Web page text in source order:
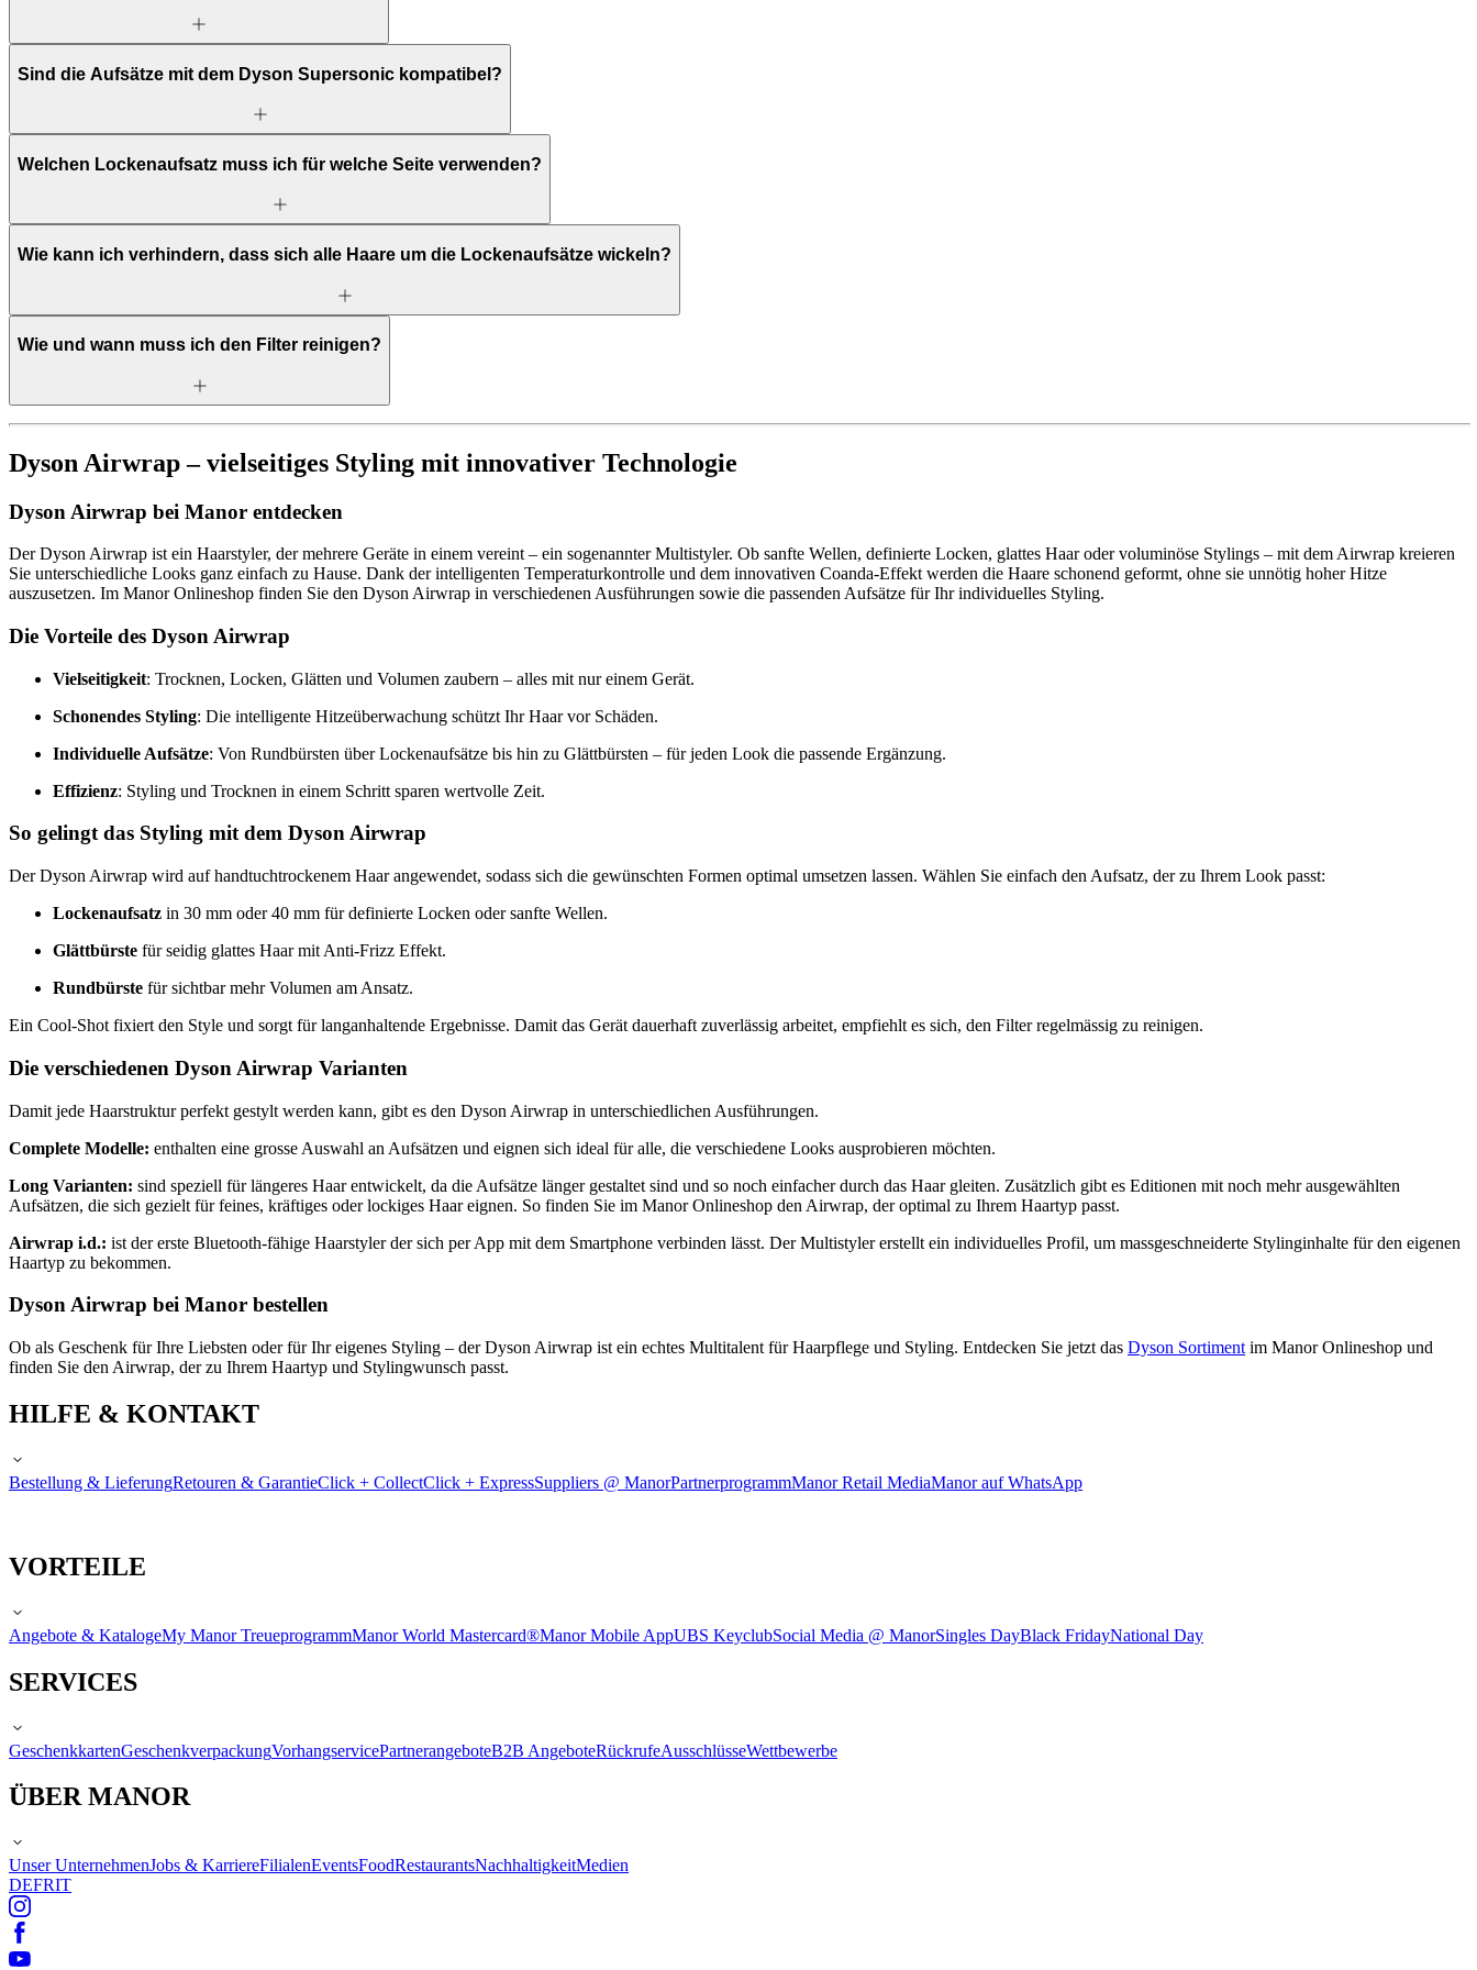
Sind die Aufsätze mit dem Dyson Supersonic kompatibel?
Welchen Lockenaufsatz muss ich für welche Seite verwenden?
Wie kann ich verhindern, dass sich alle Haare um die Lockenaufsätze wickeln?
Wie und wann muss ich den Filter reinigen?
Dyson Airwrap – vielseitiges Styling mit innovativer Technologie
Dyson Airwrap bei Manor entdecken
Der Dyson Airwrap ist ein Haarstyler, der mehrere Geräte in einem vereint – ein sogenannter Multistyler. Ob sanfte Wellen, definierte Locken, glattes Haar oder voluminöse Stylings – mit dem Airwrap kreieren
Sie unterschiedliche Looks ganz einfach zu Hause. Dank der intelligenten Temperaturkontrolle und dem innovativen Coanda-Effekt werden die Haare schonend geformt, ohne sie unnötig hoher Hitze
auszusetzen. Im Manor Onlineshop finden Sie den Dyson Airwrap in verschiedenen Ausführungen sowie die passenden Aufsätze für Ihr individuelles Styling.
Die Vorteile des Dyson Airwrap
Vielseitigkeit: Trocknen, Locken, Glätten und Volumen zaubern – alles mit nur einem Gerät.
Schonendes Styling: Die intelligente Hitzeüberwachung schützt Ihr Haar vor Schäden.
Individuelle Aufsätze: Von Rundbürsten über Lockenaufsätze bis hin zu Glättbürsten – für jeden Look die passende Ergänzung.
Effizienz: Styling und Trocknen in einem Schritt sparen wertvolle Zeit.
So gelingt das Styling mit dem Dyson Airwrap
Der Dyson Airwrap wird auf handtuchtrockenem Haar angewendet, sodass sich die gewünschten Formen optimal umsetzen lassen. Wählen Sie einfach den Aufsatz, der zu Ihrem Look passt:
Lockenaufsatz in 30 mm oder 40 mm für definierte Locken oder sanfte Wellen.
Glättbürste für seidig glattes Haar mit Anti-Frizz Effekt.
Rundbürste für sichtbar mehr Volumen am Ansatz.
Ein Cool-Shot fixiert den Style und sorgt für langanhaltende Ergebnisse. Damit das Gerät dauerhaft zuverlässig arbeitet, empfiehlt es sich, den Filter regelmässig zu reinigen.
Die verschiedenen Dyson Airwrap Varianten
Damit jede Haarstruktur perfekt gestylt werden kann, gibt es den Dyson Airwrap in unterschiedlichen Ausführungen.
Complete Modelle: enthalten eine grosse Auswahl an Aufsätzen und eignen sich ideal für alle, die verschiedene Looks ausprobieren möchten.
Long Varianten: sind speziell für längeres Haar entwickelt, da die Aufsätze länger gestaltet sind und so noch einfacher durch das Haar gleiten. Zusätzlich gibt es Editionen mit noch mehr ausgewählten
Aufsätzen, die sich gezielt für feines, kräftiges oder lockiges Haar eignen. So finden Sie im Manor Onlineshop den Airwrap, der optimal zu Ihrem Haartyp passt.
Airwrap i.d.: ist der erste Bluetooth-fähige Haarstyler der sich per App mit dem Smartphone verbinden lässt. Der Multistyler erstellt ein individuelles Profil, um massgeschneiderte Stylinginhalte für den eigenen
Haartyp zu bekommen.
Dyson Airwrap bei Manor bestellen
Ob als Geschenk für Ihre Liebsten oder für Ihr eigenes Styling – der Dyson Airwrap ist ein echtes Multitalent für Haarpflege und Styling. Entdecken Sie jetzt das Dyson Sortiment im Manor Onlineshop und
finden Sie den Airwrap, der zu Ihrem Haartyp und Stylingwunsch passt.
HILFE & KONTAKT
Bestellung & LieferungRetouren & GarantieClick + CollectClick + ExpressSuppliers @ ManorPartnerprogrammManor Retail MediaManor auf WhatsApp
VORTEILE
Angebote & KatalogeMy Manor TreueprogrammManor World Mastercard®Manor Mobile AppUBS KeyclubSocial Media @ ManorSingles DayBlack FridayNational Day
SERVICES
GeschenkkartenGeschenkverpackungVorhangservicePartnerangeboteB2B AngeboteRückrufeAusschlüsseWettbewerbe
ÜBER MANOR
Unser UnternehmenJobs & KarriereFilialenEventsFoodRestaurantsNachhaltigkeitMedien
DEFRIT